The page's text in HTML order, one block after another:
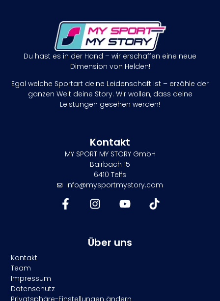
Du hast es in der Hand – wir erschaffen eine neue
Dimension von Helden!
Egal welche Sportart deine Leidenschaft ist – erzähle der
ganzen Welt deine Story. Wir wollen, dass deine
Leistungen gesehen werden!
Kontakt
MY SPORT MY STORY GmbH
Bairbach 15
6410 Telfs
info@mysportmystory.com
Über uns
Kontakt
Team
Impressum
Datenschutz